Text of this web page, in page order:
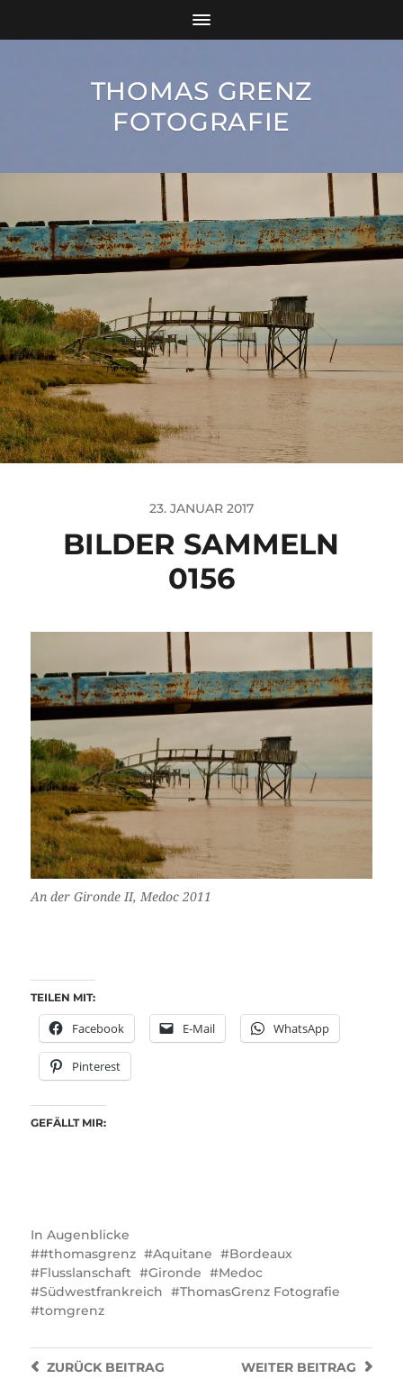
THOMAS GRENZ
FOTOGRAFIE
23. JANUAR 2017
BILDER SAMMELN
0156
An der Gironde II, Medoc 2011
TEILEN MIT:
Facebook E-Mail WhatsApp
Pinterest
GEFÄLLT MIR:
In Augenblicke
#thomasgrenz
Aquitane
Bordeaux
Flusslanschaft
Gironde
Medoc
Südwestfrankreich
ThomasGrenz Fotografie
tomgrenz
WEITER BEITRAG
ZURÜCKBEITRAG